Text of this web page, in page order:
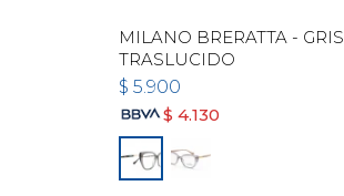
MILANO BRERATTA - GRIS
TRASLUCIDO
$ 5.900
$ 4.130